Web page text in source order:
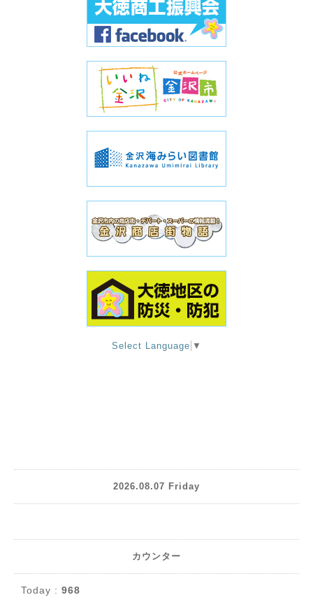
Select Language ▼
2026.08.07 Friday
カウンター
Today : 968